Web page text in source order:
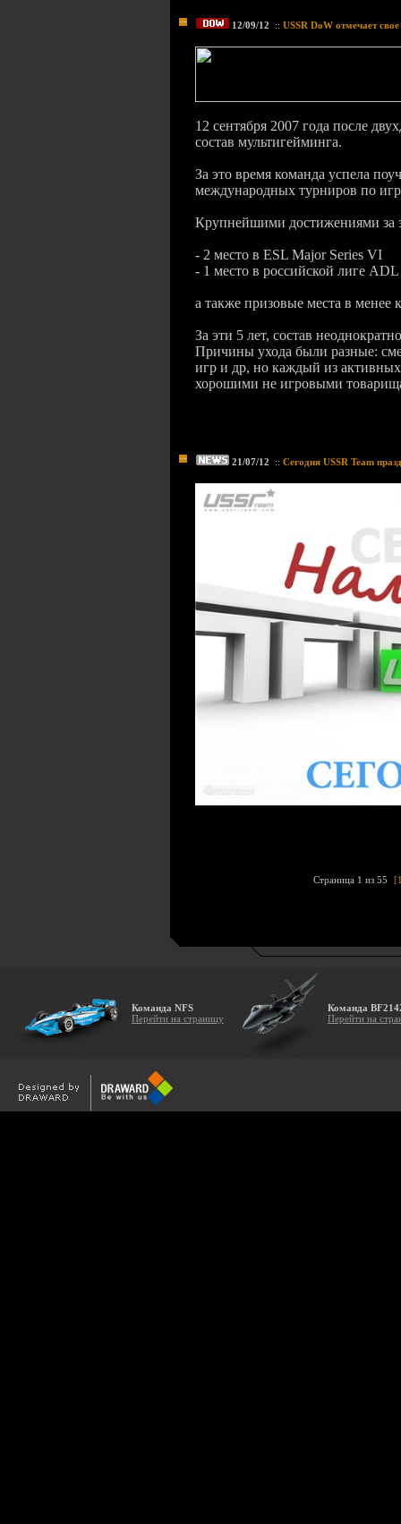
12/09/12 :: USSR DoW отмечает
12 сентября 2007 года после
состав мультигейминга.
За это время команда успела
международных турниров по
Крупнейшими достижениями за
- 2 место в ESL Major Series VI
- 1 место в российской лиге ADL
а также призовые места в
За эти 5 лет, состав
Причины ухода были разные:
игр и др, но каждый из
хорошими не игровыми
21/07/12 :: Сегодня USSR Team
Страница 1 из 55
Команда NFS
Перейти на страницу
Команда
Перейти на